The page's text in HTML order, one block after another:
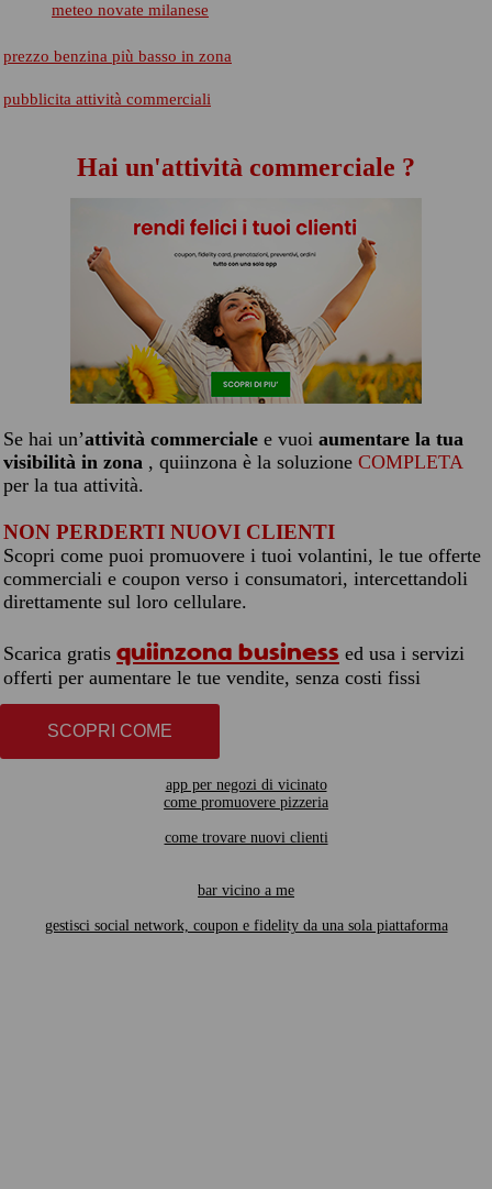
meteo novate milanese
prezzo benzina più basso in zona
pubblicita attività commerciali
Hai un'attività commerciale ?
Se hai un’attività commerciale e vuoi aumentare la tua
visibilità in zona , quiinzona è la soluzione COMPLETA
per la tua attività.
NON PERDERTI NUOVI CLIENTI
Scopri come puoi promuovere i tuoi volantini, le tue offerte
commerciali e coupon verso i consumatori, intercettandoli
direttamente sul loro cellulare.
Scarica gratis quiinzona business ed usa i servizi
offerti per aumentare le tue vendite, senza costi fissi
SCOPRI COME
app per negozi di vicinato
come promuovere pizzeria
come trovare nuovi clienti
bar vicino a me
gestisci social network, coupon e fidelity da una sola piattaforma